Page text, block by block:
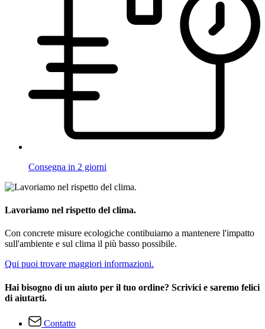
Consegna in 2 giorni
Lavoriamo nel rispetto del clima.
Con concrete misure ecologiche contibuiamo a mantenere l'impatto
sull'ambiente e sul clima il più basso possibile.
Qui puoi trovare maggiori informazioni.
Hai bisogno di un aiuto per il tuo ordine? Scrivici e saremo felici
di aiutarti.
Contatto